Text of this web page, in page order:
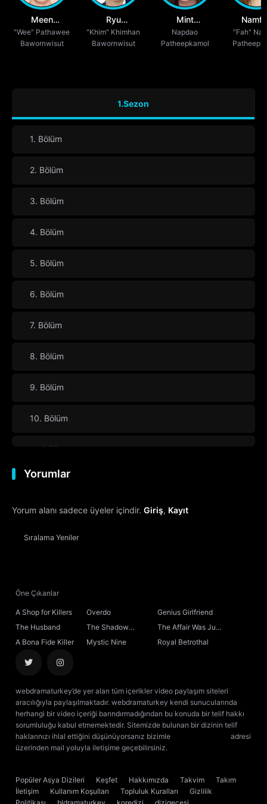
Meen
Nichakoon
Khajornborirak
"Wee" Pathawee
Bawornwisut
Ryu
Vachirawich
Watthanaphakdeephaisan
"Khim" Khimhan
Bawornwisut
Mint
Ranchrawee
Uakoolwarawat
Napdao
Patheepkamol
"Fah"
1.Sezon
1. Bölüm
2. Bölüm
3. Bölüm
4. Bölüm
5. Bölüm
6. Bölüm
7. Bölüm
8. Bölüm
9. Bölüm
10. Bölüm
11. Bölüm
12. Bölüm
13. Bölüm
14. Bölüm
18. Bölüm
19. Bölüm Final
Yorumlar
Yorum alanı sadece üyeler içindir. Giriş, Kayıt
Sıralama Yeniler
Öne Çıkanlar
A Shop for Killers Overdo
Genius Girlfriend
The Husband
The Shadow
Sovereign
The Affair Was Just
the Beginning
A Bona Fide Killer Mystic Nine Royal Betrothal
webdramaturkey’de yer alan tüm içerikler video paylaşım siteleri
aracılığıyla paylaşılmaktadır. webdramaturkey kendi sunucularında
herhangi bir video içeriği barındırmadığından bu konuda bir telif hakkı
sorumluluğu kabul etmemektedir. Sitemizde bulunan bir dizinin telif
haklarınızı ihlal ettiğini düşünüyorsanız bizimle
adresi
üzerinden mail yoluyla iletişime geçebilirsiniz.
Popüler Asya Dizileri Keşfet Hakkımızda Takvim
Takım
İletişim
Kullanım Koşulları Topluluk Kuralları
Gizlilik